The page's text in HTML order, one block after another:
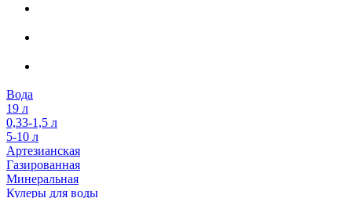
Вода
19 л
0,33-1,5 л
5-10 л
Артезианская
Газированная
Минеральная
Кулеры для воды